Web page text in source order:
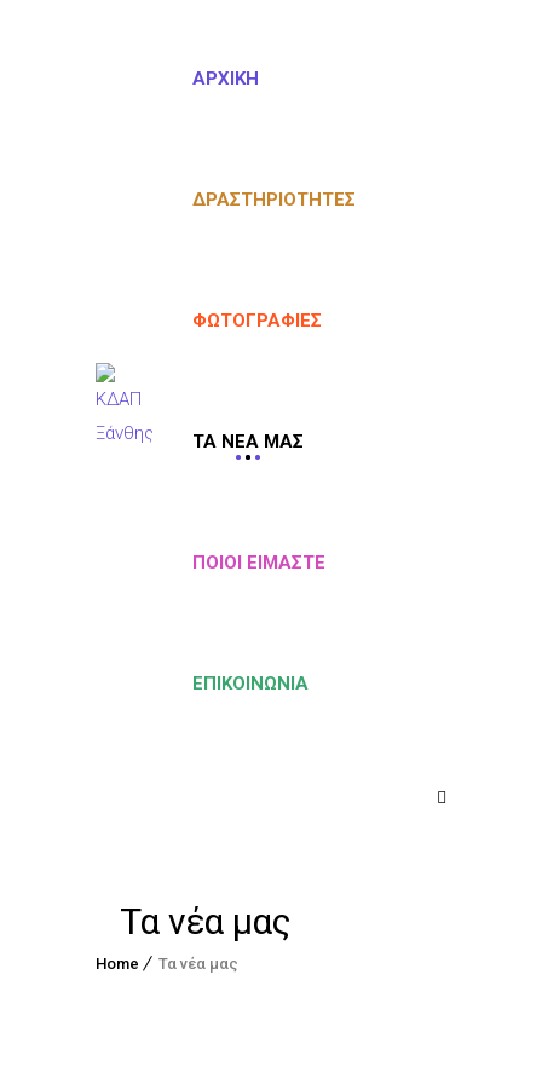
ΑΡΧΙΚΉ
ΔΡΑΣΤΗΡΙΌΤΗΤΕΣ
ΦΩΤΟΓΡΑΦΊΕΣ
ΤΑ ΝΈΑ ΜΑΣ
ΠΟΙΟΙ ΕΊΜΑΣΤΕ
ΕΠΙΚΟΙΝΩΝΊΑ
Τα νέα μας
Home Τα νέα μας